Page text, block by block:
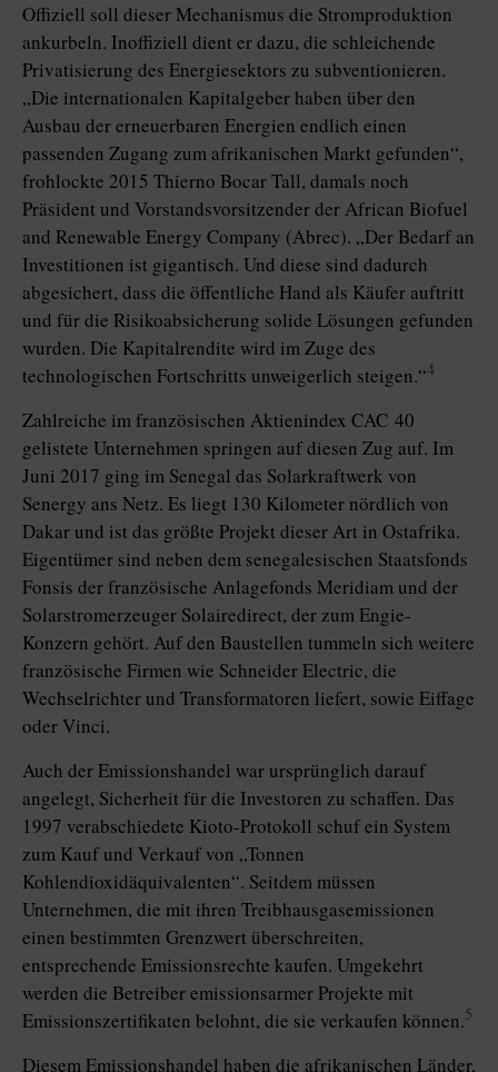
Offiziell soll dieser Mechanismus die Stromproduktion
ankurbeln. Inoffiziell dient er dazu, die schleichende
Privatisierung des Energiesektors zu subventionieren.
„Die internationalen Kapitalgeber haben über den
Ausbau der erneuerbaren Energien endlich einen
passenden Zugang zum afrikanischen Markt gefunden“,
frohlockte 2015 Thierno Bocar Tall, damals noch
Präsident und Vorstandsvorsitzender der African Biofuel
and Renewable Energy Company (Abrec). „Der Bedarf an
Investitionen ist gigantisch. Und diese sind dadurch
abgesichert, dass die öffentliche Hand als Käufer auftritt
und für die Risikoabsicherung solide Lösungen gefunden
wurden. Die Kapitalrendite wird im Zuge des
technologischen Fortschritts unweigerlich steigen.“4
Zahlreiche im französischen Aktienindex CAC 40
gelistete Unternehmen springen auf diesen Zug auf. Im
Juni 2017 ging im Senegal das Solarkraftwerk von
Senergy ans Netz. Es liegt 130 Kilometer nördlich von
Dakar und ist das größte Projekt dieser Art in Ostafrika.
Eigentümer sind neben dem senegalesischen Staatsfonds
Fonsis der französische Anlagefonds Meridiam und der
Solarstromerzeuger Solairedirect, der zum Engie-
Konzern gehört. Auf den Baustellen tummeln sich weitere
französische Firmen wie Schneider Electric, die
Wechselrichter und Transformatoren liefert, sowie Eiffage
oder Vinci.
Auch der Emissionshandel war ursprünglich darauf
angelegt, Sicherheit für die Investoren zu schaffen. Das
1997 verabschiedete Kioto-Protokoll schuf ein System
zum Kauf und Verkauf von „Tonnen
Kohlendioxidäquivalenten“. Seitdem müssen
Unternehmen, die mit ihren Treibhausgasemissionen
einen bestimmten Grenzwert überschreiten,
entsprechende Emis­sions­rechte kaufen. Umgekehrt
werden die Betreiber emissionsarmer Projekte mit
Emissionszertifikaten belohnt, die sie verkaufen können.5
Diesem Emissionshandel haben die afrikanischen Länder,